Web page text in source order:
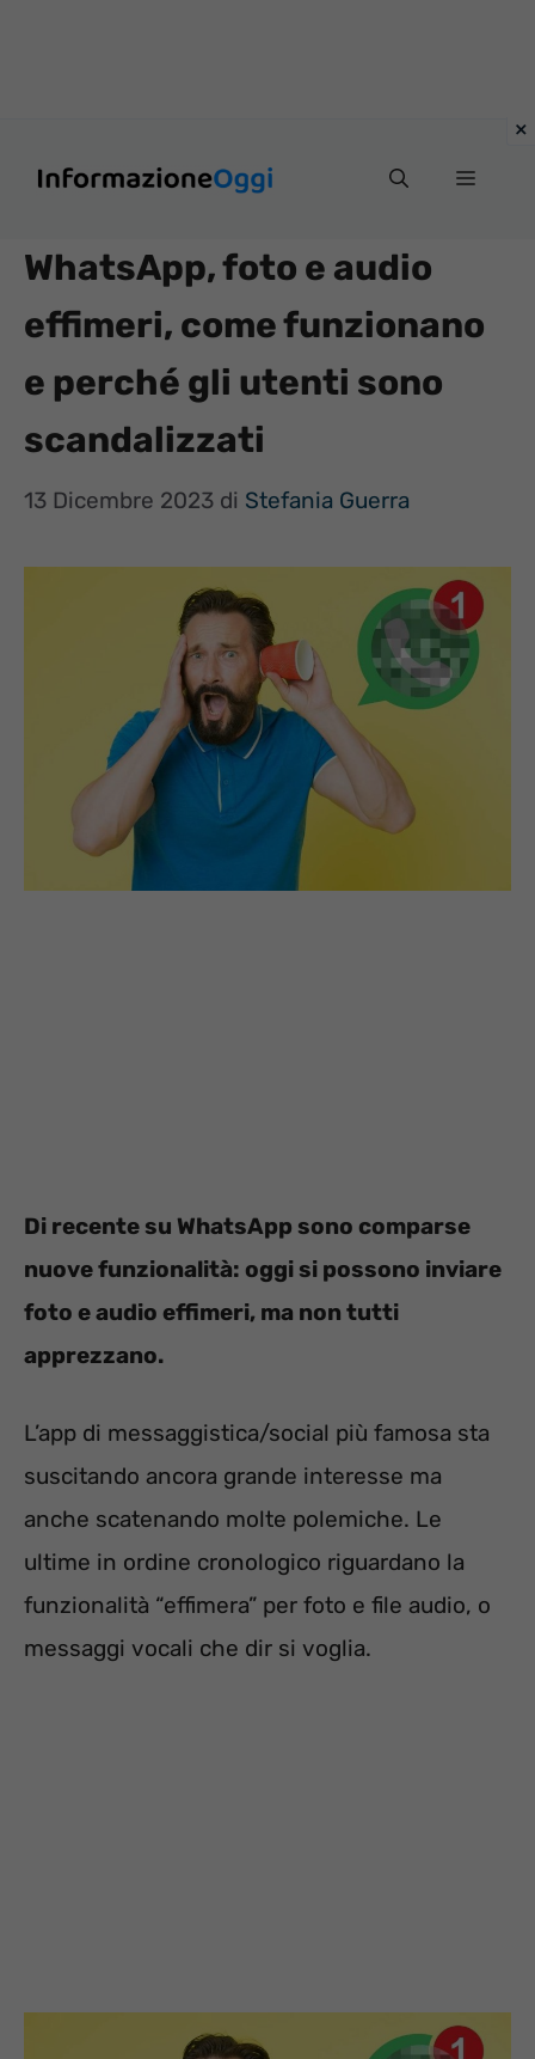
Menu
WhatsApp, foto e audio
effimeri, come funzionano
e perché gli utenti sono
scandalizzati
13 Dicembre 2023 di Stefania Guerra
Di recente su WhatsApp sono comparse
nuove funzionalità: oggi si possono inviare
foto e audio effimeri, ma non tutti
apprezzano.
L’app di messaggistica/social più famosa sta
suscitando ancora grande interesse ma
anche scatenando molte polemiche. Le
ultime in ordine cronologico riguardano la
funzionalità “effimera” per foto e file audio, o
messaggi vocali che dir si voglia.